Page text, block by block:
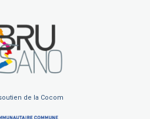
de la Cocom